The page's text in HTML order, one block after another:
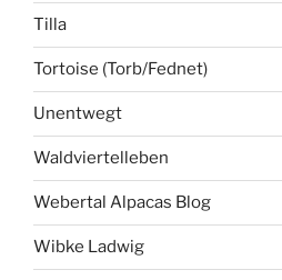
Tilla
Tortoise (Torb/Fednet)
Unentwegt
Waldviertelleben
Webertal Alpacas Blog
Wibke Ladwig